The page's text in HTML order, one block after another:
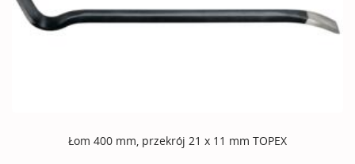
Łom 400 mm, przekrój 21 x 11 mm TOPEX